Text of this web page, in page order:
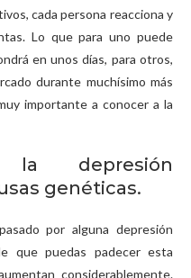
cada persona reacciona y
Lo que para uno puede
en unos días, para otros,
durante muchísimo más
importante a conocer a la
depresión
genéticas.
por alguna depresión
que puedas padecer esta
considerablemente.